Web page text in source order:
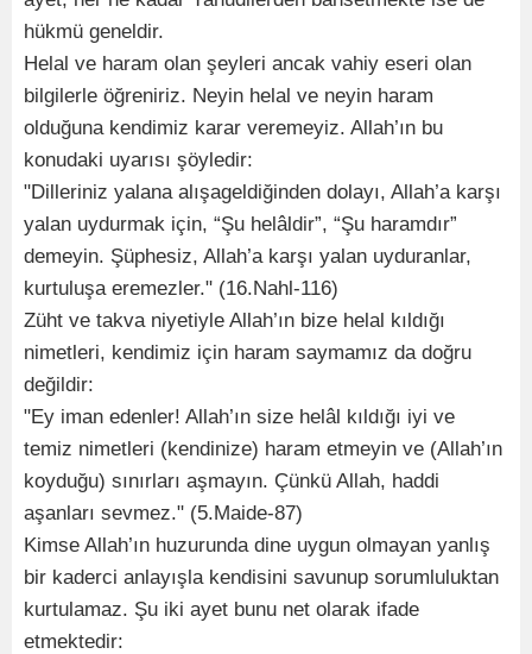
hükmü geneldir.
Helal ve haram olan şeyleri ancak vahiy eseri olan
bilgilerle öğreniriz. Neyin helal ve neyin haram
olduğuna kendimiz karar veremeyiz. Allah’ın bu
konudaki uyarısı şöyledir:
"Dilleriniz yalana alışageldiğinden dolayı, Allah’a karşı
yalan uydurmak için, “Şu helâldir”, “Şu haramdır”
demeyin. Şüphesiz, Allah’a karşı yalan uyduranlar,
kurtuluşa eremezler." (16.Nahl-116)
Züht ve takva niyetiyle Allah’ın bize helal kıldığı
nimetleri, kendimiz için haram saymamız da doğru
değildir:
"Ey iman edenler! Allah’ın size helâl kıldığı iyi ve
temiz nimetleri (kendinize) haram etmeyin ve (Allah’ın
koyduğu) sınırları aşmayın. Çünkü Allah, haddi
aşanları sevmez." (5.Maide-87)
Kimse Allah’ın huzurunda dine uygun olmayan yanlış
bir kaderci anlayışla kendisini savunup sorumluluktan
kurtulamaz. Şu iki ayet bunu net olarak ifade
etmektedir: